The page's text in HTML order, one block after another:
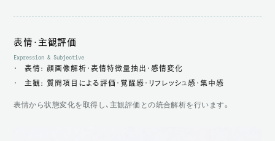
表情・主観評価
Expression & Subjective
表情: 顔画像解析・表情特徴量抽出・感情変化
主観: 質問項目による評価・覚醒感・リフレッシュ感・集中感
表情から状態変化を取得し、主観評価との統合解析を行います。